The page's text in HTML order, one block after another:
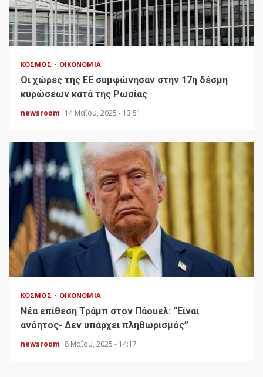
ΚΌΣΜΟΣ ΟΙΚΟΝΟΜΊΑ
Οι χώρες της ΕΕ συμφώνησαν στην 17η δέσμη
κυρώσεων κατά της Ρωσίας
newsroom 14 Μαΐου, 2025 - 13:51
ΚΌΣΜΟΣ ΟΙΚΟΝΟΜΊΑ
Νέα επίθεση Τράμπ στον Πάουελ: “Είναι
ανόητος- Δεν υπάρχει πληθωρισμός”
newsroom 8 Μαΐου, 2025 - 14:17